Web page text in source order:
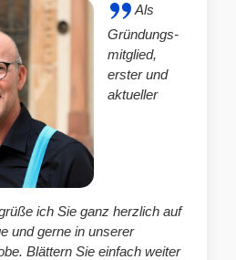
Als
Gründungs-
mitglied,
erster und
aktueller
ich Sie ganz herzlich auf
und gerne in unserer
Blättern Sie einfach weiter